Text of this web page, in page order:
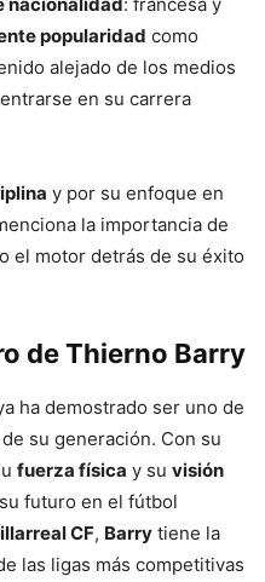
popularidad como
alejado de los medios
en su carrera
y por su enfoque en
la importancia de
el motor detrás de su éxito
de Thierno Barry
ha demostrado ser uno de
su generación. Con su
fuerza física y su visión
futuro en el fútbol
CF, Barry tiene la
las ligas más competitivas